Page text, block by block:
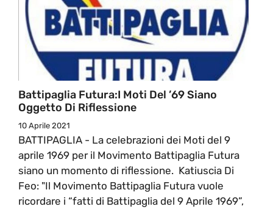
Battipaglia Futura:I Moti Del ’69 Siano
Oggetto Di Riflessione
10 Aprile 2021
BATTIPAGLIA - La celebrazioni dei Moti del 9
aprile 1969 per il Movimento Battipaglia Futura
siano un momento di riflessione. Katiuscia Di
Feo: "Il Movimento Battipaglia Futura vuole
ricordare i “fatti di Battipaglia del 9 Aprile 1969”,